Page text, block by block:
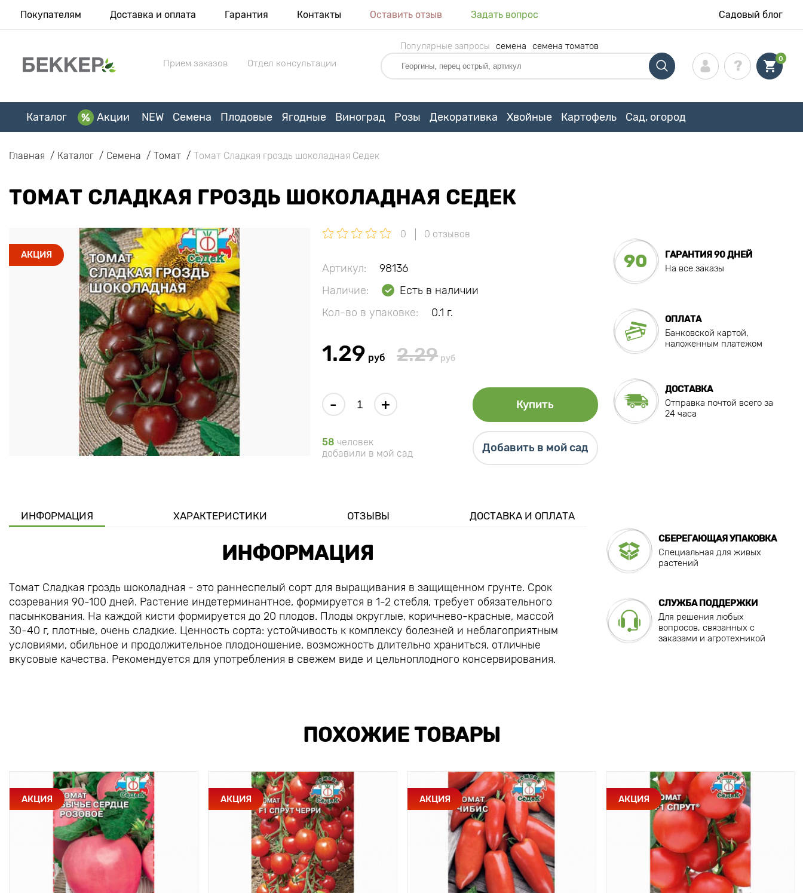
Покупателям Доставка и оплата Гарантия Контакты Оставить отзыв Задать вопрос Садовый блог
Прием заказов Отдел консультации
Популярные запросы семена семена томатов
0
Каталог Акции NEW Семена Плодовые Ягодные Виноград Розы Декоративка Хвойные Картофель Сад, огород
Главная Каталог Семена Томат Томат Сладкая гроздь шоколадная Седек
ТОМАТ СЛАДКАЯ ГРОЗДЬ ШОКОЛАДНАЯ СЕДЕК
АКЦИЯ
0 0 отзывов
Артикул:
98136
Наличие:
Есть в наличии
Кол-во в упаковке:
0.1 г.
1.29 руб 2.29 руб
- + Купить
58 человек
добавили в мой сад
Добавить в мой сад
90
ГАРАНТИЯ 90 ДНЕЙ
На все заказы
ОПЛАТА
Банковской картой,
наложенным платежом
ДОСТАВКА
Отправка почтой всего за
24 часа
ИНФОРМАЦИЯ ХАРАКТЕРИСТИКИ ОТЗЫВЫ ДОСТАВКА И ОПЛАТА
ИНФОРМАЦИЯ
Томат Сладкая гроздь шоколадная - это раннеспелый сорт для выращивания в защищенном грунте. Срок
созревания 90-100 дней. Растение индетерминантное, формируется в 1-2 стебля, требует обязательного
пасынкования. На каждой кисти формируется до 20 плодов. Плоды округлые, коричнево-красные, массой
30-40 г, плотные, очень сладкие. Ценность сорта: устойчивость к комплексу болезней и неблагоприятным
условиями, обильное и продолжительное плодоношение, возможность длительно храниться, отличные
вкусовые качества. Рекомендуется для употребления в свежем виде и цельноплодного консервирования.
СБЕРЕГАЮЩАЯ УПАКОВКА
Специальная для живых
растений
СЛУЖБА ПОДДЕРЖКИ
Для решения любых
вопросов, связанных с
заказами и агротехникой
ПОХОЖИЕ ТОВАРЫ
АКЦИЯ АКЦИЯ АКЦИЯ АКЦИЯ